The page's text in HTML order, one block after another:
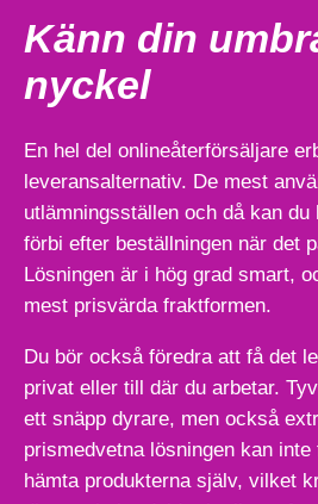
Känn din
nyckel
En hel del onlineåterförsäljare
leveransalternativ. De mest
utlämningsställen och då kan
förbi efter beställningen när det
Lösningen är i hög grad smart,
mest prisvärda fraktformen.
Du bör också föredra att få det
privat eller till där du arbetar.
ett snäpp dyrare, men också
prismedvetna lösningen kan
hämta produkterna själv, vilket